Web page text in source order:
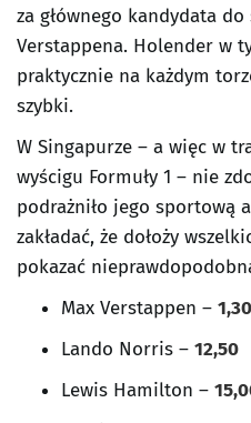
za głównego kandydata
Verstappena. Holender w
praktycznie na każdym
szybki.
W Singapurze – a więc w
wyścigu Formuły 1 – nie
podrażniło jego sportową
zakładać, że dołoży
pokazać
Max Verstappen – 1,30
Lando Norris – 12,50
Lewis Hamilton –